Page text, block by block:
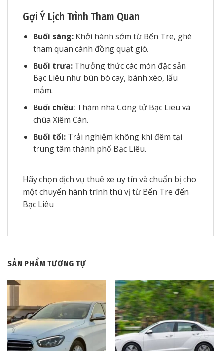
Gợi Ý Lịch Trình Tham Quan
Buổi sáng:Khởi hành sớm từ Bến Tre, ghé
tham quan cánh đồng quạt gió.
Buổi trưa:Thưởng thức các món đặc sản
Bạc Liêu như bún bò cay, bánh xèo, lẩu
mắm.
Buổi chiều:Thăm nhà Công tử Bạc Liêu và
chùa Xiêm Cán.
Buổi tối:Trải nghiệm không khí đêm tại
trung tâm thành phố Bạc Liêu.
Hãy chọn dịch vụ thuê xe uy tín và chuẩn bị cho
một chuyến hành trình thú vị từ Bến Tre đến
Bạc Liêu
SẢN PHẨM TƯƠNG TỰ